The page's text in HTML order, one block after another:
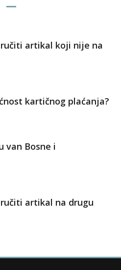
artikal koji nije na
kartičnog plaćanja?
van Bosne i
artikal na drugu